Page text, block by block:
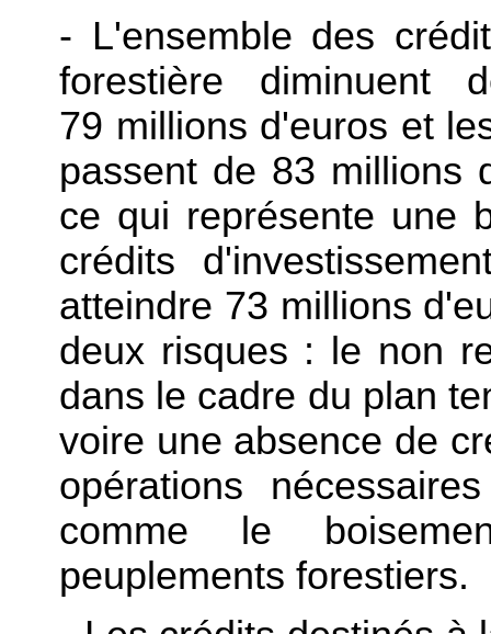
- L'ensemble des
forestière
79 millions d'euros et
passent de 83 millions
ce qui représente une
crédits
atteindre 73 millions
deux risques : le non
dans le cadre du plan
voire une absence de
opérations
comme le
peuplements forestiers.